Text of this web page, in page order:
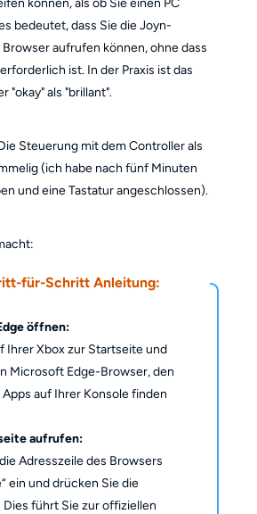
bedeutet, dass Sie die Joyn-
aufrufen können, ohne dass
ist. In der Praxis ist das
"okay" als "brillant".
Steuerung mit dem Controller als
(ich habe nach fünf Minuten
und eine Tastatur angeschlossen).
für-Schritt Anleitung:
öffnen:
Ihrer Xbox zur Startseite und
Microsoft Edge-Browser, den
auf Ihrer Konsole finden
aufrufen:
Adresszeile des Browsers
ein und drücken Sie die
Dies führt Sie zur offiziellen